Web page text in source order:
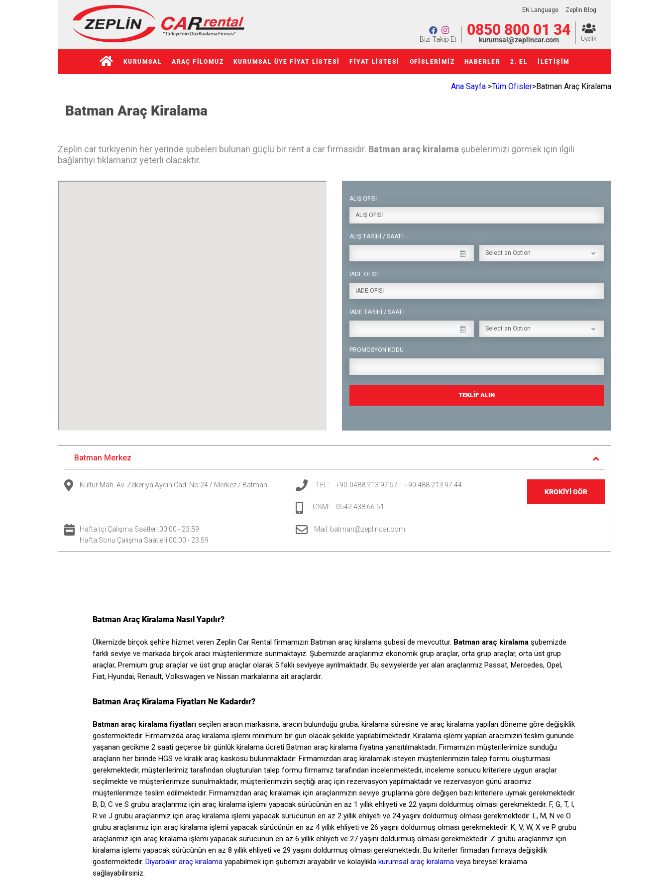
EN Language Zeplin Blog
Bizi Takip Et
0850 800 01 34
kurumsal@zeplincar.com Üyelik
KURUMSAL ARAÇ FILOMUZ KURUMSAL ÜYE FIYAT LISTESI FIYAT LISTESI OFISLERIMIZ HABERLER 2. EL İLETİŞİM
Ana Sayfa >Tüm Ofisler>Batman Araç Kiralama
Batman Araç Kiralama
Zeplin car türkiyenin her yerinde şubeleri bulunan güçlü bir rent a car firmasıdır. Batman araç kiralama şubelerimizi görmek için ilgili
bağlantıyı tıklamanız yeterli olacaktır.
ALIŞ OFİSİ
ALIŞ OFİSİ
ALIŞ TARİHİ / SAATİ
Select an Option
İADE OFİSİ
İADE OFİSİ
İADE TARİHİ / SAATİ
Select an Option
PROMOSYON KODU
TEKLİF ALIN
Batman Merkez
Kültür Mah. Av. Zekeriya Aydın Cad. No:24 / Merkez / Batman TEL: +90-0488 213 97 57 +90 488 213 97 44
GSM: 0542 438 66 51
Hafta İçi Çalışma Saatleri:00:00 - 23:59
Hafta Sonu Çalışma Saatleri:00:00 - 23:59
Mail: batman@zeplincar.com
KROKİYİ GÖR
Batman Araç Kiralama Nasıl Yapılır?
Ülkemizde birçok şehire hizmet veren Zeplin Car Rental firmamızın Batman araç kiralama şubesi de mevcuttur. Batman araç kiralamaşubemizde
farklı seviye ve markada birçok aracı müşterilerimize sunmaktayız. Şubemizde araçlarımız ekonomik grup araçlar, orta grup araçlar, orta üst grup
araçlar, Premium grup araçlar ve üst grup araçlar olarak 5 faklı seviyeye ayrılmaktadır. Bu seviyelerde yer alan araçlarımız Passat, Mercedes, Opel,
Fiat, Hyundai, Renault, Volkswagen ve Nissan markalarına ait araçlardır.
Batman Araç Kiralama Fiyatları Ne Kadardır?
Batman araç kiralama fiyatlarıseçilen aracın markasına, aracın bulunduğu gruba, kiralama süresine ve araç kiralama yapılan döneme göre değişiklik
göstermektedir. Firmamızda araç kiralama işlemi minimum bir gün olacak şekilde yapılabilmektedir. Kiralama işlemi yapılan aracımızın teslim gününde
yaşanan gecikme 2 saati geçerse bir günlük kiralama ücreti Batman araç kiralama fiyatına yansıtılmaktadır. Firmamızın müşterilerimize sunduğu
araçların her birinde HGS ve kiralık araç kaskosu bulunmaktadır. Firmamızdan araç kiralamak isteyen müşterilerimizin talep formu oluşturması
gerekmektedir, müşterilerimiz tarafından oluşturulan talep formu firmamız tarafından incelenmektedir, inceleme sonucu kriterlere uygun araçlar
seçilmekte ve müşterilerimize sunulmaktadır, müşterilerimizin seçtiği araç için rezervasyon yapılmaktadır ve rezervasyon günü aracımız
müşterilerimize teslim edilmektedir. Firmamızdan araç kiralamak için araçlarımızın seviye gruplarına göre değişen bazı kriterlere uymak gerekmektedir.
B, D, C ve S grubu araçlarımız için araç kiralama işlemi yapacak sürücünün en az 1 yıllık ehliyeti ve 22 yaşını doldurmuş olması gerekmektedir. F, G, T, I,
R ve J grubu araçlarımız için araç kiralama işlemi yapacak sürücünün en az 2 yıllık ehliyeti ve 24 yaşını doldurmuş olması gerekmektedir. L, M, N ve O
grubu araçlarımız için araç kiralama işlemi yapacak sürücünün en az 4 yıllık ehliyeti ve 26 yaşını doldurmuş olması gerekmektedir. K, V, W, X ve P grubu
araçlarımız için araç kiralama işlemi yapacak sürücünün en az 6 yıllık ehliyeti ve 27 yaşını doldurmuş olması gerekmektedir. Z grubu araçlarımız için
kiralama işlemi yapacak sürücünün en az 8 yıllık ehliyeti ve 29 yaşını doldurmuş olması gerekmektedir. Bu kriterler firmadan firmaya değişiklik
göstermektedir. Diyarbakır araç kiralamayapabilmek için şubemizi arayabilir ve kolaylıkla kurumsal araç kiralamaveya bireysel kiralama
sağlayabilirsiniz.